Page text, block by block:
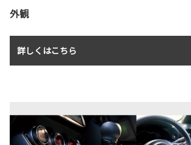
外観
詳しくはこちら